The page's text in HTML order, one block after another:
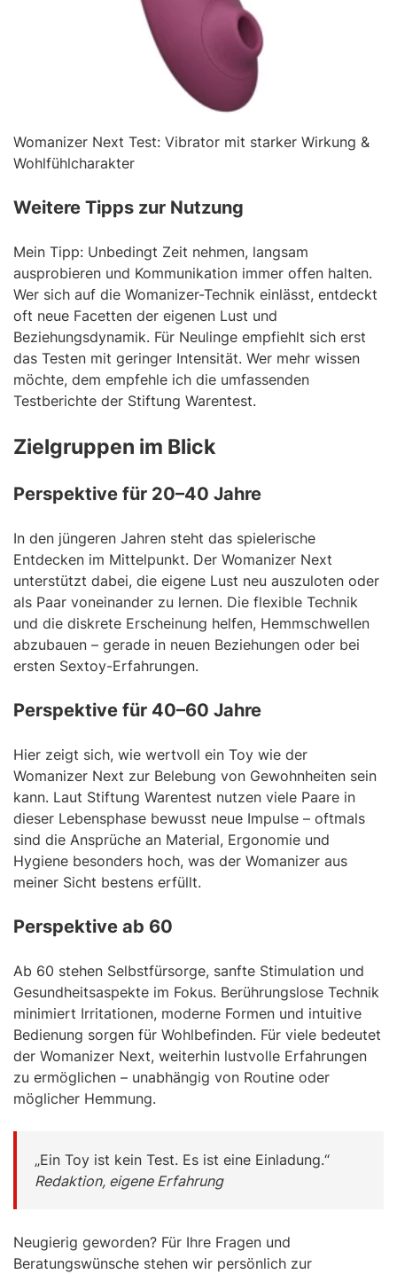
Womanizer Next Test: Vibrator mit starker Wirkung &
Wohlfühlcharakter
Weitere Tipps zur Nutzung
Mein Tipp: Unbedingt Zeit nehmen, langsam
ausprobieren und Kommunikation immer offen halten.
Wer sich auf die Womanizer-Technik einlässt, entdeckt
oft neue Facetten der eigenen Lust und
Beziehungsdynamik. Für Neulinge empfiehlt sich erst
das Testen mit geringer Intensität. Wer mehr wissen
möchte, dem empfehle ich die umfassenden
Testberichte der Stiftung Warentest.
Zielgruppen im Blick
Perspektive für 20–40 Jahre
In den jüngeren Jahren steht das spielerische
Entdecken im Mittelpunkt. Der Womanizer Next
unterstützt dabei, die eigene Lust neu auszuloten oder
als Paar voneinander zu lernen. Die flexible Technik
und die diskrete Erscheinung helfen, Hemmschwellen
abzubauen – gerade in neuen Beziehungen oder bei
ersten Sextoy-Erfahrungen.
Perspektive für 40–60 Jahre
Hier zeigt sich, wie wertvoll ein Toy wie der
Womanizer Next zur Belebung von Gewohnheiten sein
kann. Laut Stiftung Warentest nutzen viele Paare in
dieser Lebensphase bewusst neue Impulse – oftmals
sind die Ansprüche an Material, Ergonomie und
Hygiene besonders hoch, was der Womanizer aus
meiner Sicht bestens erfüllt.
Perspektive ab 60
Ab 60 stehen Selbstfürsorge, sanfte Stimulation und
Gesundheitsaspekte im Fokus. Berührungslose Technik
minimiert Irritationen, moderne Formen und intuitive
Bedienung sorgen für Wohlbefinden. Für viele bedeutet
der Womanizer Next, weiterhin lustvolle Erfahrungen
zu ermöglichen – unabhängig von Routine oder
möglicher Hemmung.
„Ein Toy ist kein Test. Es ist eine Einladung.“
Redaktion, eigene Erfahrung
Neugierig geworden? Für Ihre Fragen und
Beratungswünsche stehen wir persönlich zur